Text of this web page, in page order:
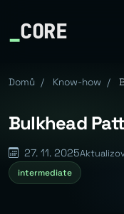
_CORE
Domů / Know-how /
Bulkhead
27. 11. 2025
intermediate